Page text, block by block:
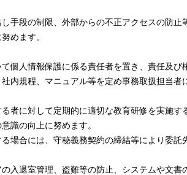
手段の制限、外部からの不正アクセスの防
めます。
個人情報保護に係る責任者を置き、責任及び
内規程、マニュアル等を定め事務取扱担当
者に対して定期的に適切な教育研修を実施
識の向上に努めます。
場合には、守秘義務契約の締結等により委託
入退室管理、盗難等の防止、システムや文書